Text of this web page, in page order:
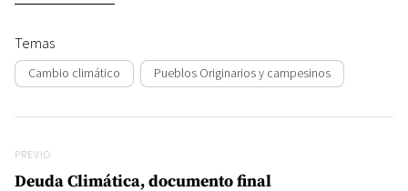
Temas
Cambio climático Pueblos Originarios y campesinos
Previo
PREVIO
Deuda Climática, documento final